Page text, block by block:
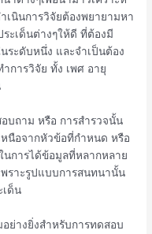
เนินการวิจัยต้องพยายามหา
ะเด็นต่างๆให้ดี ที่ต้องมี
ระดับหนึ่ง และจำเป็นต้อง
การวิจัย ทั้ง เพศ อายุ
บถาม หรือ การสำรวจนั้น
นือจากหัวข้อที่กำหนด หรือ
นการได้ข้อมูลที่หลากหลาย
ราะรูปแบบการสนทนานั้น
ด็น
ย่างยิ่งสำหรับการทดสอบ